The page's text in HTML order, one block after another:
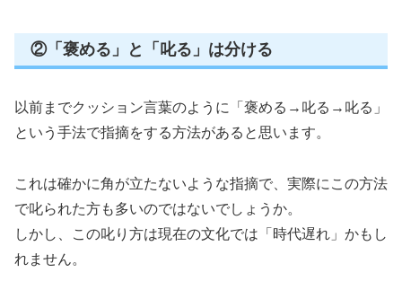
②「褒める」と「叱る」は分ける
以前までクッション言葉のように「褒める→叱る→叱る」
という手法で指摘をする方法があると思います。
これは確かに角が立たないような指摘で、実際にこの方法
で叱られた方も多いのではないでしょうか。
しかし、この叱り方は現在の文化では「時代遅れ」かもし
れません。